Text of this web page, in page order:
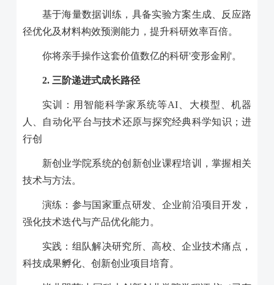
基于海量数据训练，具备实验方案生成、反应路
径优化及材料构效预测能力，提升科研效率百倍。
你将亲手操作这套价值数亿的科研'变形金刚 '。
2. 三阶递进式成长路径
实训：用智能科学家系统等AI、大模型、机器
人、自动化平台与技术还原与探究经典科学知识；进
行创
新创业学院系统的创新创业课程培训，掌握相关
技术与方法。
演练：参与国家重点研发、企业前沿项目开发，
强化技术迭代与产品优化能力。
实践：组队解决研究所、高校、企业技术痛点，
科技成果孵化、创新创业项目培育。